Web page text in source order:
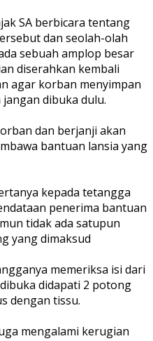
SA berbicara tentang
dan seolah-olah
sebuah amplop besar
diserahkan kembali
agar korban menyimpan
dibuka dulu.
dan berjanji akan
bantuan lansia yang
kepada tetangga
penerima bantuan
tidak ada satupun
yang dimaksud
memeriksa isi dari
didapati 2 potong
dengan tissu.
mengalami kerugian